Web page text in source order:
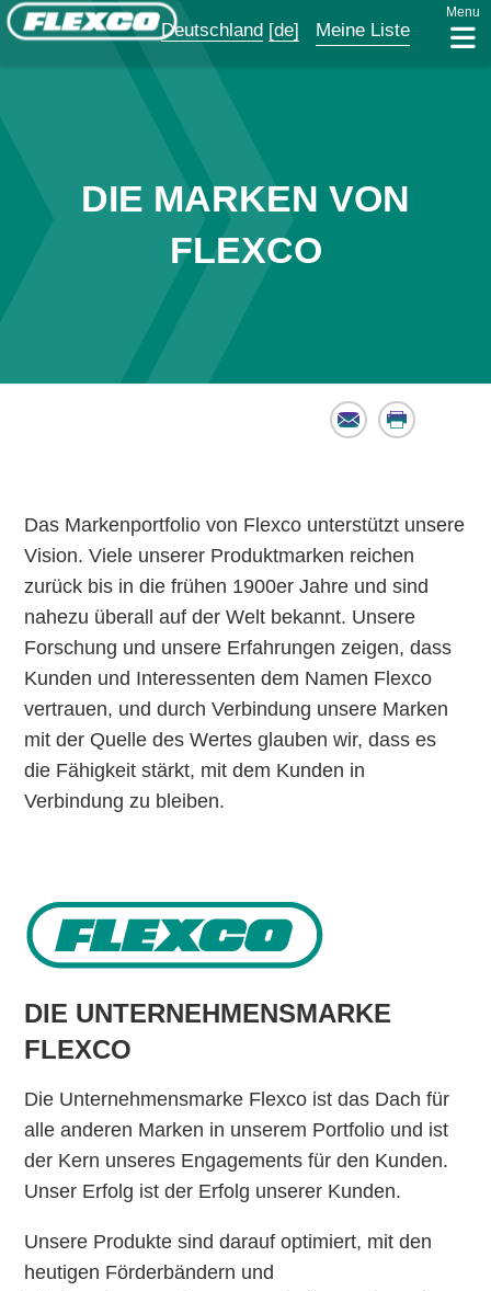
Deutschland [de] Meine Liste
Menu
DIE MARKEN VON
FLEXCO
Email Print
Das Markenportfolio von Flexco unterstützt unsere
Vision. Viele unserer Produktmarken reichen
zurück bis in die frühen 1900er Jahre und sind
nahezu überall auf der Welt bekannt. Unsere
Forschung und unsere Erfahrungen zeigen, dass
Kunden und Interessenten dem Namen Flexco
vertrauen, und durch Verbindung unsere Marken
mit der Quelle des Wertes glauben wir, dass es
die Fähigkeit stärkt, mit dem Kunden in
Verbindung zu bleiben.
DIE UNTERNEHMENSMARKE
FLEXCO
Die Unternehmensmarke Flexco ist das Dach für
alle anderen Marken in unserem Portfolio und ist
der Kern unseres Engagements für den Kunden.
Unser Erfolg ist der Erfolg unserer Kunden.
Unsere Produkte sind darauf optimiert, mit den
heutigen Förderbändern und